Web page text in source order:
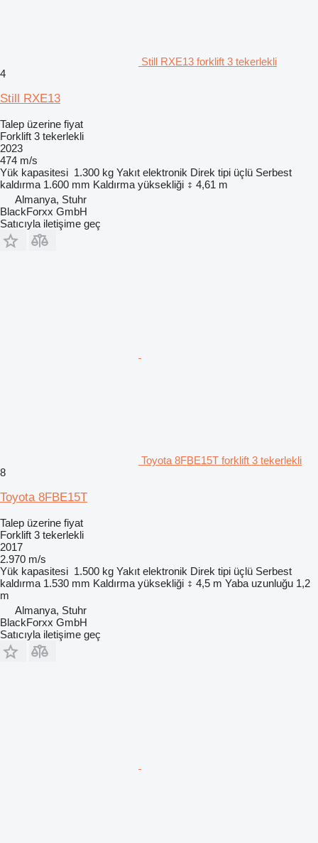
Still RXE13 forklift 3 tekerlekli
4
Still RXE13
Talep üzerine fiyat
Forklift 3 tekerlekli
2023
474 m/s
Yük kapasitesi 1.300 kg Yakıt elektronik Direk tipi üçlü Serbest
kaldırma 1.600 mm Kaldırma yüksekliği
4,61 m
Almanya, Stuhr
BlackForxx GmbH
Satıcıyla iletişime geç
Toyota 8FBE15T forklift 3 tekerlekli
8
Toyota 8FBE15T
Talep üzerine fiyat
Forklift 3 tekerlekli
2017
2.970 m/s
Yük kapasitesi 1.500 kg Yakıt elektronik Direk tipi üçlü Serbest
kaldırma 1.530 mm Kaldırma yüksekliği 4,5 m Yaba uzunluğu 1,2
m
Almanya, Stuhr
BlackForxx GmbH
Satıcıyla iletişime geç